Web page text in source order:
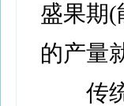
盛果期(
的产量
传统